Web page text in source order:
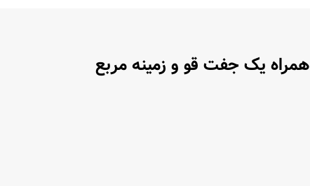
یک جفت قو و زمینه مربع